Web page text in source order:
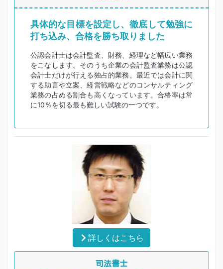
具体的な目標を設定し、徹底して勉強に
打ち込み、合格を勝ち取りました
公認会計士は会計監査、財務、経理など幅広い業務
をこなします。そのうち企業の会計監査業務は公認
会計士だけが行える独占的業務。最近では会計に関
する助言や立案、経営戦略などのコンサルティング
業務の占める割合も高くなっています。合格率は常
に10％を切る最も難しい試験の一つです。
詳しくはこちら
司法書士